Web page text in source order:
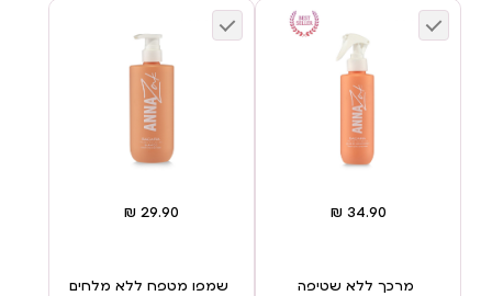
מרכך ללא שטיפה שמפו מטפח ללא מלחים